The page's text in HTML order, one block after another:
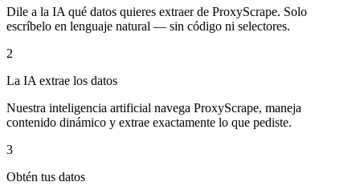
Dile a la IA qué datos quieres extraer de ProxyScrape. Solo
escríbelo en lenguaje natural — sin código ni selectores.
2
La IA extrae los datos
Nuestra inteligencia artificial navega ProxyScrape, maneja
contenido dinámico y extrae exactamente lo que pediste.
3
Obtén tus datos